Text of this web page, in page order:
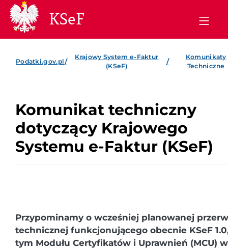
KSeF
Podatki.gov.pl/
Krajowy System e-Faktur
(KSeF)
/
Komunikaty
Techniczne
Komunikat techniczny
dotyczący Krajowego
Systemu e-Faktur (KSeF)
Przypominamy o wcześniej planowanej
technicznej funkcjonującego obecnie KSeF
tym Modułu Certyfikatów i Uprawnień (MCU) w